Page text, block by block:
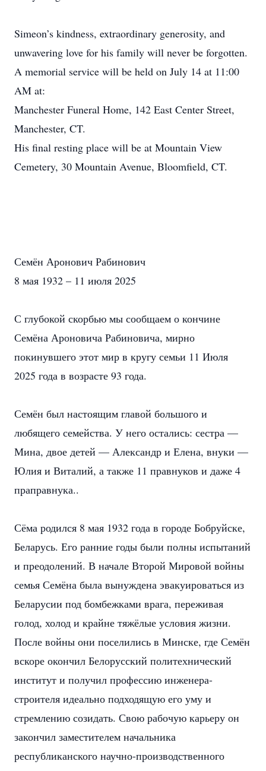
Simeon’s kindness, extraordinary generosity, and
unwavering love for his family will never be forgotten.
A memorial service will be held on July 14 at 11:00
AM at:
Manchester Funeral Home, 142 East Center Street,
Manchester, CT.
His final resting place will be at Mountain View
Cemetery, 30 Mountain Avenue, Bloomfield, CT.
Семён Аронович Рабинович
8 мая 1932 – 11 июля 2025
С глубокой скорбью мы сообщаем о кончине
Семёна Ароновича Рабиновича, мирно
покинувшего этот мир в кругу семьи 11 Июля
2025 года в возрасте 93 года.
Семён был настоящим главой большого и
любящего семейства. У него остались: сестра —
Мина, двое детей — Александр и Елена, внуки —
Юлия и Виталий, а также 11 правнуков и даже 4
праправнука..
Сёма родился 8 мая 1932 года в городе Бобруйске,
Беларусь. Его ранние годы были полны испытаний
и преодолений. В начале Второй Мировой войны
семья Семёна была вынуждена эвакуироваться из
Беларусии под бомбежками врага, переживая
голод, холод и крайне тяжёлые условия жизни.
После войны они поселились в Минске, где Семён
вскоре окончил Белорусский политехнический
институт и получил профессию инженера-
строителя идеально подходящую его уму и
стремлению созидать. Свою рабочую карьеру он
закончил заместителем начальника
республиканского научно-производственного